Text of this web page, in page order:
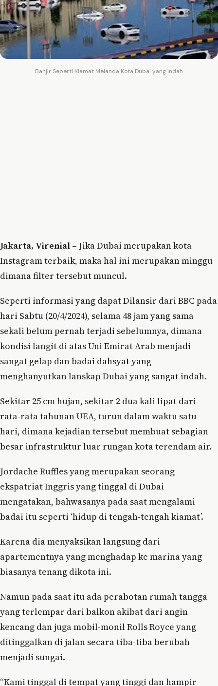
Banjir Seperti Kiamat Melanda Kota Dubai yang Indah
Jakarta, Virenial – Jika Dubai merupakan kota
Instagram terbaik, maka hal ini merupakan minggu
dimana filter tersebut muncul.
Seperti informasi yang dapat Dilansir dari BBC pada
hari Sabtu (20/4/2024), selama 48 jam yang sama
sekali belum pernah terjadi sebelumnya, dimana
kondisi langit di atas Uni Emirat Arab menjadi
sangat gelap dan badai dahsyat yang
menghanyutkan lanskap Dubai yang sangat indah.
Sekitar 25 cm hujan, sekitar 2 dua kali lipat dari
rata-rata tahunan UEA, turun dalam waktu satu
hari, dimana kejadian tersebut membuat sebagian
besar infrastruktur luar rungan kota terendam air.
Jordache Ruffles yang merupakan seorang
ekspatriat Inggris yang tinggal di Dubai
mengatakan, bahwasanya pada saat mengalami
badai itu seperti ‘hidup di tengah-tengah kiamat’.
Karena dia menyaksikan langsung dari
apartementnya yang menghadap ke marina yang
biasanya tenang dikota ini.
Namun pada saat itu ada perabotan rumah tangga
yang terlempar dari balkon akibat dari angin
kencang dan juga mobil-monil Rolls Royce yang
ditinggalkan di jalan secara tiba-tiba berubah
menjadi sungai.
“Kami tinggal di tempat yang tinggi dan hampir